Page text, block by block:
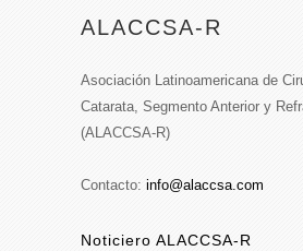
ALACCSA-R
Asociación Latinoamericana de
Catarata, Segmento Anterior y
(ALACCSA-R)
Contacto: info@alaccsa.com
Noticiero ALACCSA-R